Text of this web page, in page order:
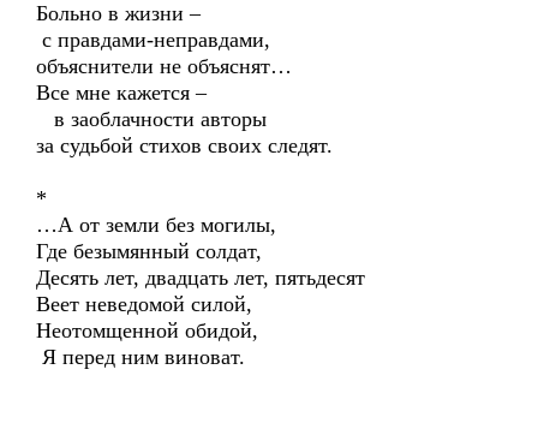
Больно в жизни –
с правдами-неправдами,
объяснители не объяснят…
Все мне кажется –
в заоблачности авторы
за судьбой стихов своих следят.
*
…А от земли без могилы,
Где безымянный солдат,
Десять лет, двадцать лет, пятьдесят
Веет неведомой силой,
Неотомщенной обидой,
Я перед ним виноват.